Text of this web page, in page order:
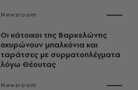
Newsroom
Οι κάτοικοι της Βαρκελώνης
οχυρώνουν μπαλκόνια και
ταράτσες με συρματοπλέγματα
λόγω Θέουτας
Newsroom